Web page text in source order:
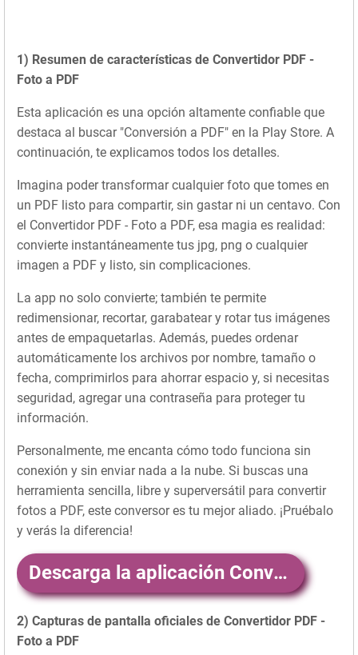
1) Resumen de características de Convertidor PDF -
Foto a PDF
Esta aplicación es una opción altamente confiable que
destaca al buscar "Conversión a PDF" en la Play Store. A
continuación, te explicamos todos los detalles.
Imagina poder transformar cualquier foto que tomes en
un PDF listo para compartir, sin gastar ni un centavo. Con
el Convertidor PDF - Foto a PDF, esa magia es realidad:
convierte instantáneamente tus jpg, png o cualquier
imagen a PDF y listo, sin complicaciones.
La app no solo convierte; también te permite
redimensionar, recortar, garabatear y rotar tus imágenes
antes de empaquetarlas. Además, puedes ordenar
automáticamente los archivos por nombre, tamaño o
fecha, comprimirlos para ahorrar espacio y, si necesitas
seguridad, agregar una contraseña para proteger tu
información.
Personalmente, me encanta cómo todo funciona sin
conexión y sin enviar nada a la nube. Si buscas una
herramienta sencilla, libre y superversátil para convertir
fotos a PDF, este conversor es tu mejor aliado. ¡Pruébalo
y verás la diferencia!
Descarga la aplicación ConvertidorPDFFotoaPDF aquí
2) Capturas de pantalla oficiales de Convertidor PDF -
Foto a PDF